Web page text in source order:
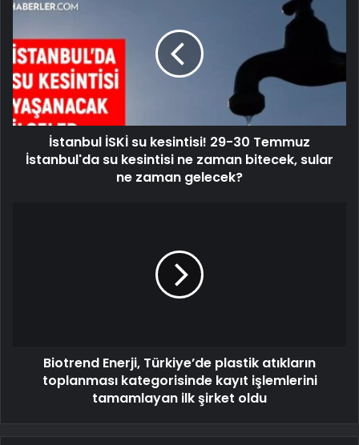
İstanbul İSKİ su kesintisi! 29-30 Temmuz
İstanbul'da su kesintisi ne zaman bitecek, sular
ne zaman gelecek?
Biotrend Enerji, Türkiye’de plastik atıkların
toplanması kategorisinde kayıt işlemlerini
tamamlayan ilk şirket oldu